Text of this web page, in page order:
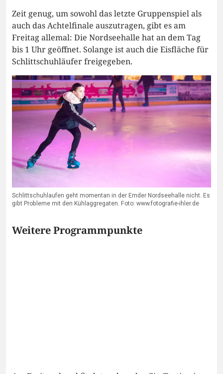
Zeit genug, um sowohl das letzte Gruppenspiel als
auch das Achtelfinale auszutragen, gibt es am
Freitag allemal: Die Nordseehalle hat an dem Tag
bis 1 Uhr geöffnet. Solange ist auch die Eisfläche für
Schlittschuhläufer freigegeben.
Schlittschuhlaufen geht momentan in der Emder Nordseehalle nicht. Es
gibt Probleme mit den Kühlaggregaten. Foto: www.fotografie-ihler.de
Weitere Programmpunkte